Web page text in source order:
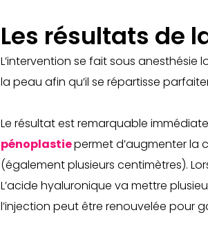
Les résultats de
L’intervention se fait sous
la peau afin qu’il se répartisse
Le résultat est remarquable
pénoplastiepermet d’augmenter la
(également plusieurs centimètres).
L’acide hyaluronique va mettre
l’injection peut être renouvelée pour